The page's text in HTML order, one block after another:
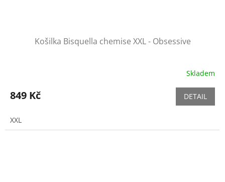
Košilka Bisquella chemise XXL - Obsessive
Skladem
849 Kč DETAIL
XXL